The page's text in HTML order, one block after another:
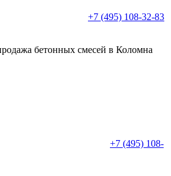
+7 (495) 108-32-83
бетонных смесей в Коломна
+7 (495) 108-